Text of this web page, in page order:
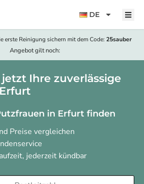
DE
erste Reinigung sichern mit dem Code: 25sauber
Angebot gilt noch:
Ihre zuverlässige
in Erfurt finden
Preise vergleichen
jederzeit kündbar